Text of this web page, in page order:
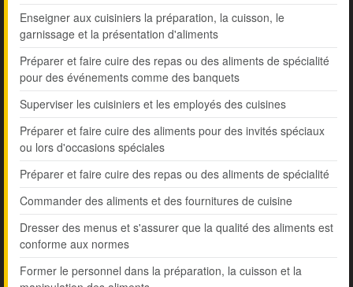
Enseigner aux cuisiniers la préparation, la cuisson, le
garnissage et la présentation d'aliments
Préparer et faire cuire des repas ou des aliments de spécialité
pour des événements comme des banquets
Superviser les cuisiniers et les employés des cuisines
Préparer et faire cuire des aliments pour des invités spéciaux
ou lors d'occasions spéciales
Préparer et faire cuire des repas ou des aliments de spécialité
Commander des aliments et des fournitures de cuisine
Dresser des menus et s'assurer que la qualité des aliments est
conforme aux normes
Former le personnel dans la préparation, la cuisson et la